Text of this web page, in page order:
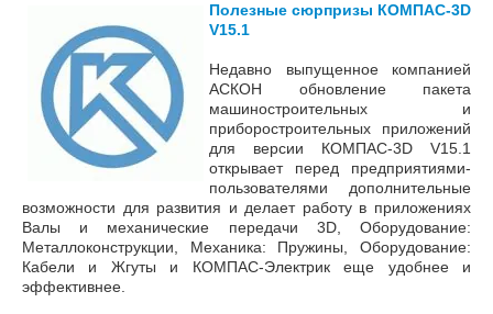
Полезные сюрпризы КОМПАС-3D
V15.1
Недавно выпущенное компанией
АСКОН обновление пакета
машиностроительных и
приборостроительных приложений
для версии КОМПАС-3D V15.1
открывает перед предприятиями-
пользователями дополнительные
возможности для развития и делает работу в приложениях
Валы и механические передачи 3D, Оборудование:
Металлоконструкции, Механика: Пружины, Оборудование:
Кабели и Жгуты и КОМПАС-Электрик еще удобнее и
эффективнее.